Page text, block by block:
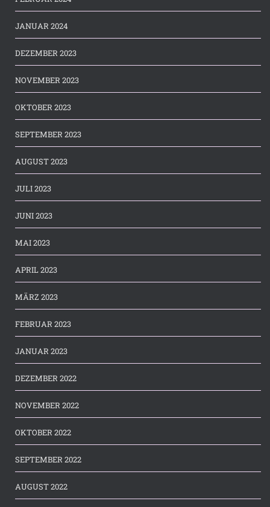
JANUAR 2024
DEZEMBER 2023
NOVEMBER 2023
OKTOBER 2023
SEPTEMBER 2023
AUGUST 2023
JULI 2023
JUNI 2023
MAI 2023
APRIL 2023
MÄRZ 2023
FEBRUAR 2023
JANUAR 2023
DEZEMBER 2022
NOVEMBER 2022
OKTOBER 2022
SEPTEMBER 2022
AUGUST 2022